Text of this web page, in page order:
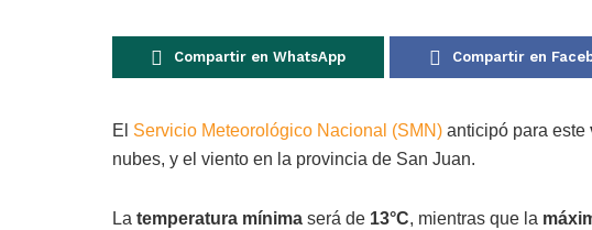
Compartir en WhatsApp Compartir en
El Servicio Meteorológico Nacional (SMN) anticipó para este
nubes, y el viento en la provincia de San Juan.
La temperatura mínima será de 13°C, mientras que la